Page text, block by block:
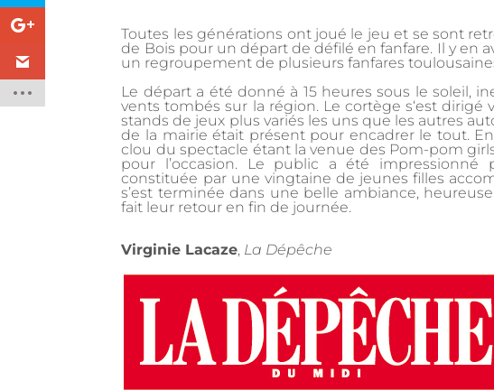
Toutes les générations ont joué le jeu et se sont
de Bois pour un départ de défilé en fanfare. Il y en
un regroupement de plusieurs fanfares
Le départ a été donné à 15 heures sous le soleil,
vents tombés sur la région. Le cortège s‘est dirigé
stands de jeux plus variés les uns que les autres
de la mairie était présent pour encadrer le tout.
clou du spectacle étant la venue des Pom-pom
pour l’occasion. Le public a été
constituée par une vingtaine de jeunes filles
s’est terminée dans une belle ambiance,
fait leur retour en fin de journée.
Virginie Lacaze, La Dépêche